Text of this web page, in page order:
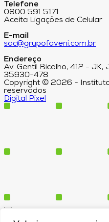
Telefone
0800 591 5171
Aceita Ligações de Celular
E-mail
sac@grupofaveni.com.br
Endereço
Av. Gentil Bicalho, 412 -
35930-478
Copyright © 2026 -
reservados
Digital Pixel